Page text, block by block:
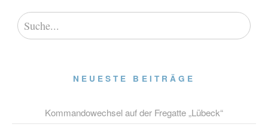
NEUESTE BEITRÄGE
Kommandowechsel auf der Fregatte „Lübeck“